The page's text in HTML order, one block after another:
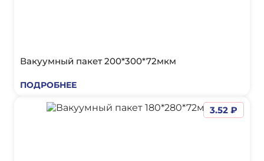
Вакуумный пакет 200*300*72мкм
ПОДРОБНЕЕ
3.52 ₽